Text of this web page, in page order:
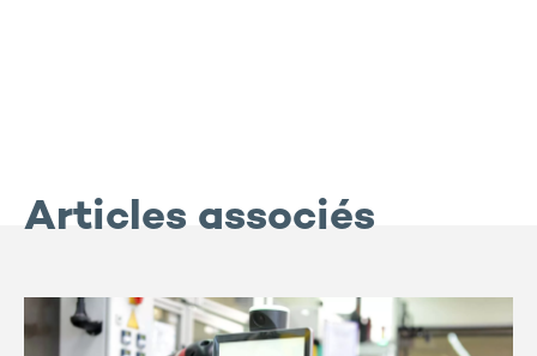
Articles associés